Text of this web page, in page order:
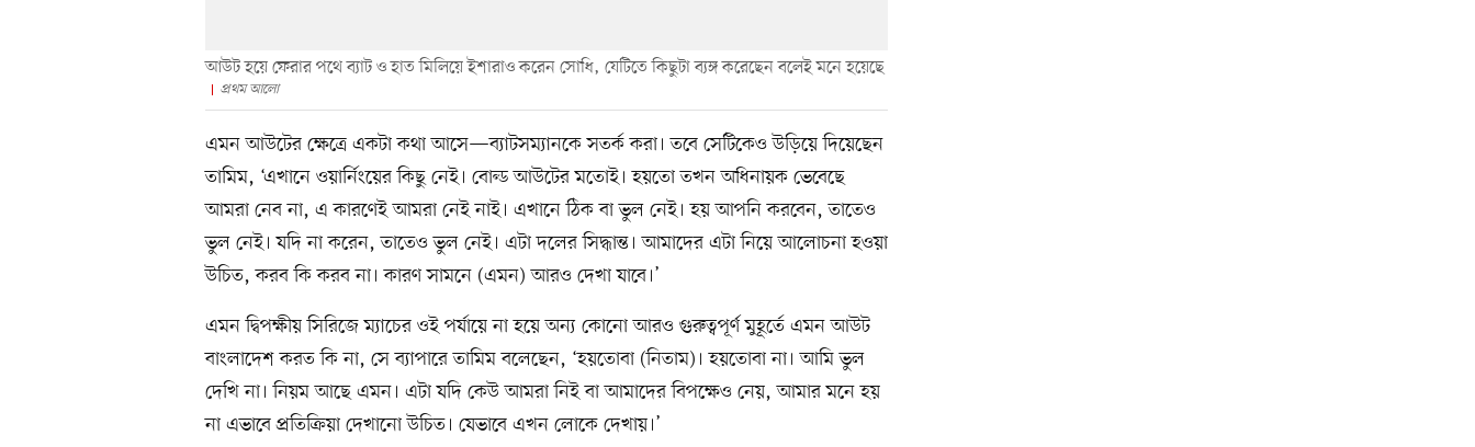
আউট হয়ে ফেরার পথে ব্যাট ও হাত মিলিয়ে ইশারাও করেন সোধি, যেটিতে কিছুটা ব্যঙ্গ করেছেন বলেই মনে হয়েছে
প্রথম আলো
এমন আউটের ক্ষেত্রে একটা কথা আসে—ব্যাটসম্যানকে সতর্ক করা। তবে সেটিকেও উড়িয়ে দিয়েছেন
তামিম, ‘এখানে ওয়ার্নিংয়ের কিছু নেই। বোল্ড আউটের মতোই। হয়তো তখন অধিনায়ক ভেবেছে
আমরা নেব না, এ কারণেই আমরা নেই নাই। এখানে ঠিক বা ভুল নেই। হয় আপনি করবেন, তাতেও
ভুল নেই। যদি না করেন, তাতেও ভুল নেই। এটা দলের সিদ্ধান্ত। আমাদের এটা নিয়ে আলোচনা হওয়া
উচিত, করব কি করব না। কারণ সামনে (এমন) আরও দেখা যাবে।’
এমন দ্বিপক্ষীয় সিরিজে ম্যাচের ওই পর্যায়ে না হয়ে অন্য কোনো আরও গুরুত্বপূর্ণ মুহূর্তে এমন আউট
বাংলাদেশ করত কি না, সে ব্যাপারে তামিম বলেছেন, ‘হয়তোবা (নিতাম)। হয়তোবা না। আমি ভুল
দেখি না। নিয়ম আছে এমন। এটা যদি কেউ আমরা নিই বা আমাদের বিপক্ষেও নেয়, আমার মনে হয়
না এভাবে প্রতিক্রিয়া দেখানো উচিত। যেভাবে এখন লোকে দেখায়।’